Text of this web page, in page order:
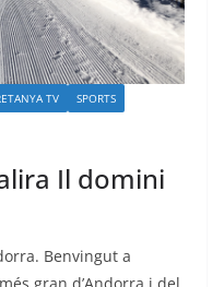
TV SPORTS
Il domini
Benvingut a